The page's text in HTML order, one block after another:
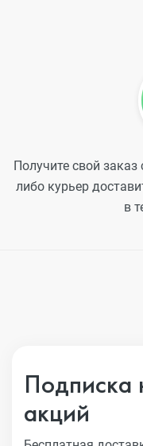
Получите свой
либо курьер
в
Подписка
акций